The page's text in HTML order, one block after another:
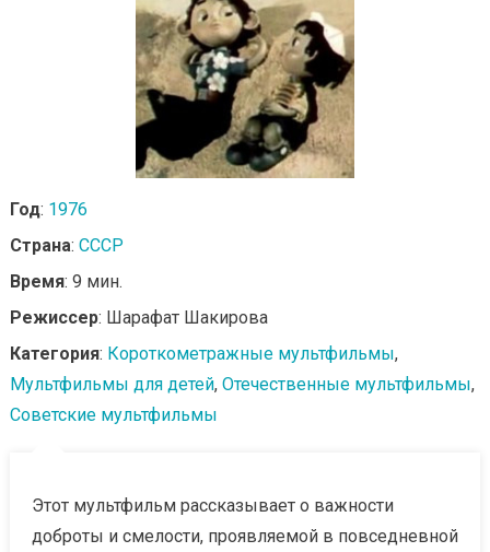
Год: 1976
Страна: СССР
Время: 9 мин.
Режиссер: Шарафат Шакирова
Категория: Короткометражные мультфильмы,
Мультфильмы для детей, Отечественные мультфильмы,
Советские мультфильмы
Этот мультфильм рассказывает о важности
доброты и смелости, проявляемой в повседневной